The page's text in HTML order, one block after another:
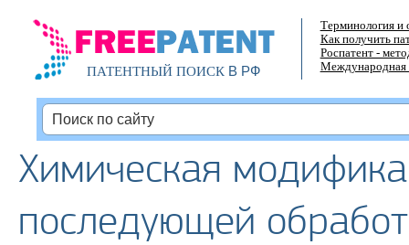
ПАТЕНТНЫЙ ПОИСКВ РФ
Терминология и
Как получить
Роспатент -
Международная
Химическая
последующей